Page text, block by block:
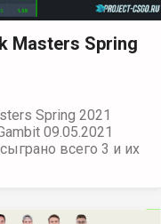
Masters Spring
Spring 2021
09.05.2021
всего 3 и их